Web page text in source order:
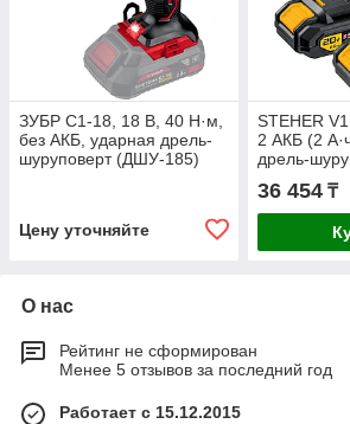
ЗУБР С1-18, 18 В, 40 Н·м,
без АКБ, ударная дрель-
шуруповерт (ДШУ-185)
Цену уточняйте
STEHER
2 АКБ (2
дрель-
(CDS-200-2)
36 454₸
О нас
Рейтинг не сформирован
Менее 5 отзывов за последний год
Работает с 15.12.2015